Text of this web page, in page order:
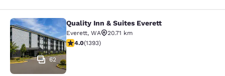
Quality Inn & Suites Everett
62
Quality Inn & Suites Everett
Everett, WA
20.71 km
calificación de 3.98 estrellas. Bueno. 1393 reseñas
4.0(1393)